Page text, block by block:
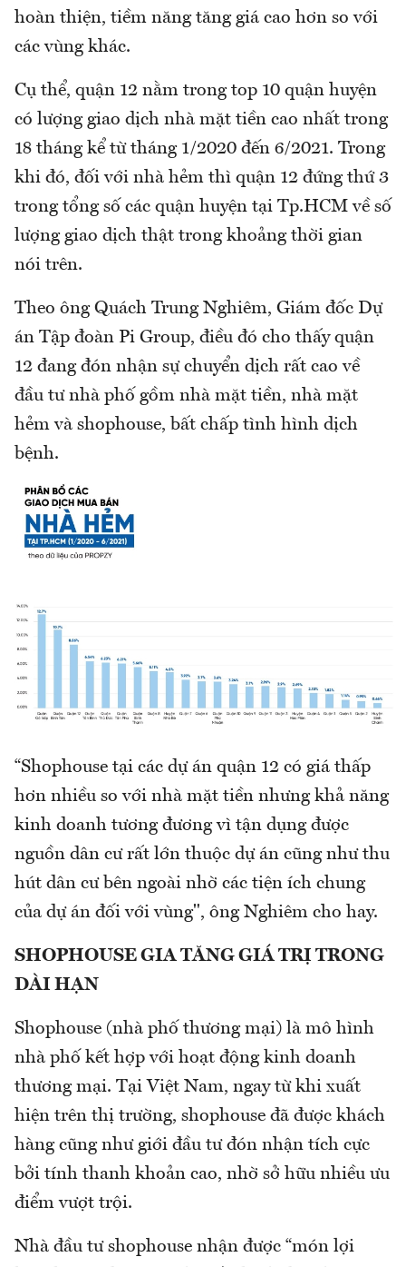
hoàn thiện, tiềm năng tăng giá cao hơn so với
các vùng khác.
Cụ thể, quận 12 nằm trong top 10 quận huyện
có lượng giao dịch nhà mặt tiền cao nhất trong
18 tháng kể từ tháng 1/2020 đến 6/2021. Trong
khi đó, đối với nhà hẻm thì quận 12 đứng thứ 3
trong tổng số các quận huyện tại Tp.HCM về số
lượng giao dịch thật trong khoảng thời gian
nói trên.
Theo ông Quách Trung Nghiêm, Giám đốc Dự
án Tập đoàn Pi Group, điều đó cho thấy quận
12 đang đón nhận sự chuyển dịch rất cao về
đầu tư nhà phố gồm nhà mặt tiền, nhà mặt
hẻm và shophouse, bất chấp tình hình dịch
bệnh.
“Shophouse tại các dự án quận 12 có giá thấp
hơn nhiều so với nhà mặt tiền nhưng khả năng
kinh doanh tương đương vì tận dụng được
nguồn dân cư rất lớn thuộc dự án cũng như thu
hút dân cư bên ngoài nhờ các tiện ích chung
của dự án đối với vùng", ông Nghiêm cho hay.
SHOPHOUSE GIA TĂNG GIÁ TRỊ TRONG
DÀI HẠN
Shophouse (nhà phố thương mại) là mô hình
nhà phố kết hợp với hoạt động kinh doanh
thương mại. Tại Việt Nam, ngay từ khi xuất
hiện trên thị trường, shophouse đã được khách
hàng cũng như giới đầu tư đón nhận tích cực
bởi tính thanh khoản cao, nhờ sở hữu nhiều ưu
điểm vượt trội.
Nhà đầu tư shophouse nhận được “món lợi